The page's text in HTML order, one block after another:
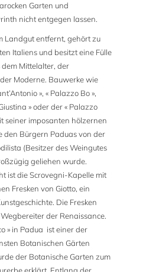
Garten und
nicht entgegen lassen.
Landgut entfernt, gehört zu
Italiens und besitzt eine Fülle
Mittelalter, der
Moderne. Bauwerke wie
», « Palazzo Bo »,
» oder der « Palazzo
seiner imposanten hölzernen
den Bürgern Paduas von der
(Besitzer des Weingutes
geliehen wurde.
ist die Scrovegni-Kapelle mit
Fresken von Giotto, ein
Die Fresken
der Renaissance.
» in Padua ist einer der
Botanischen Gärten
der Botanische Garten zum